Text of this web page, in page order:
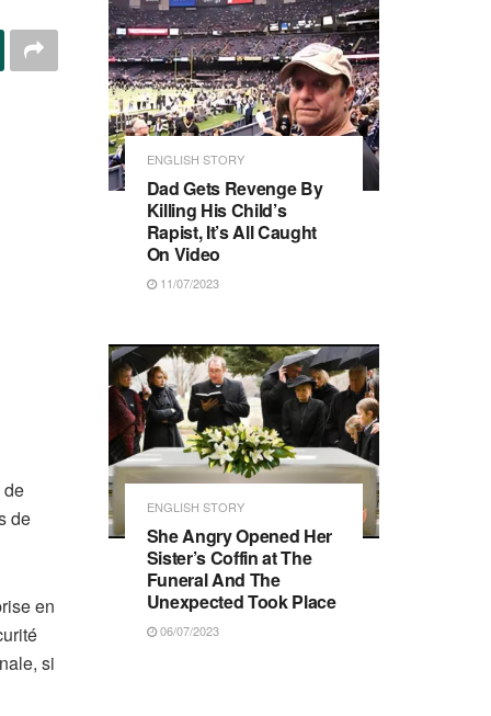
de
de
en
si
ENGLISH STORY
Dad Gets Revenge By
Killing His Child’s
Rapist, It’s All Caught
On Video
11/07/2023
ENGLISH STORY
She Angry Opened Her
Sister’s Coffin at The
Funeral And The
Unexpected Took Place
06/07/2023